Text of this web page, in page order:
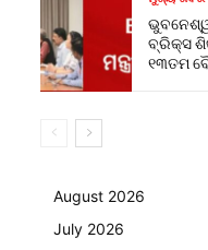
ବ୍ରିକ୍ସ
୧୩ତମ
August 2026
July 2026